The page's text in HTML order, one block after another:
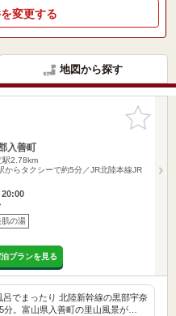
変更する
地図から探す
お気に入
りに追加
入善町
駅2.78km
からタクシーで約5分／JR北陸本線JR
20:00
肌の湯
プランを見る
でまったり 北陸新幹線の黒部宇奈
分。富山県入善町の里山風景が…